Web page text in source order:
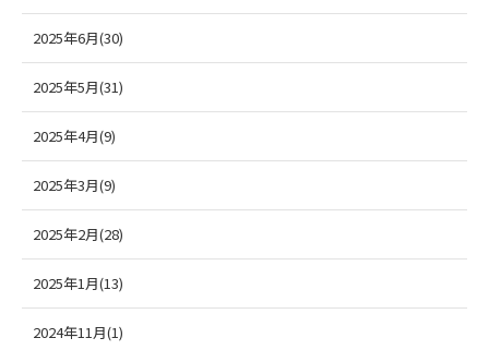
2025年6月(30)
2025年5月(31)
2025年4月(9)
2025年3月(9)
2025年2月(28)
2025年1月(13)
2024年11月(1)